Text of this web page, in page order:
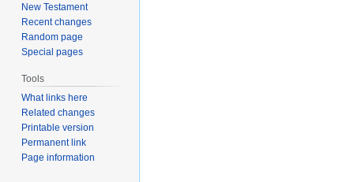
New Testament
Recent changes
Random page
Special pages
Tools
What links here
Related changes
Printable version
Permanent link
Page information